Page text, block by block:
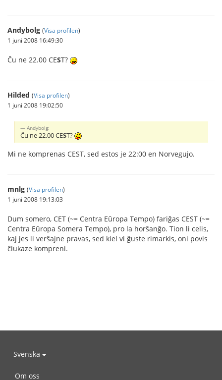
Andybolg (Visa profilen)
1 juni 2008 16:49:30
Ĉu ne 22.00 CEST?
Hilded (Visa profilen)
1 juni 2008 19:02:50
Andybolg:
Ĉu ne 22.00 CEST?
Mi ne komprenas CEST, sed estos je 22:00 en Norvegujo.
mnlg (Visa profilen)
1 juni 2008 19:13:03
Dum somero, CET (~= Centra Eŭropa Tempo) fariĝas CEST (~=
Centra Eŭropa Somera Tempo), pro la horŝanĝo. Tion li celis,
kaj jes li verŝajne pravas, sed kiel vi ĝuste rimarkis, oni povis
ĉiukaze kompreni.
Svenska
Om oss